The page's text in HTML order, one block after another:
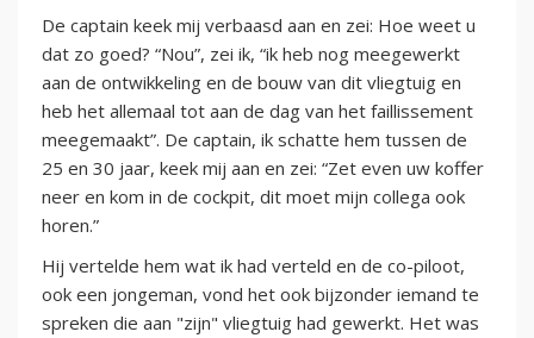
De captain keek mij verbaasd aan en zei: Hoe weet u
dat zo goed? “Nou”, zei ik, “ik heb nog meegewerkt
aan de ontwikkeling en de bouw van dit vliegtuig en
heb het allemaal tot aan de dag van het faillissement
meegemaakt”. De captain, ik schatte hem tussen de
25 en 30 jaar, keek mij aan en zei: “Zet even uw koffer
neer en kom in de cockpit, dit moet mijn collega ook
horen.”
Hij vertelde hem wat ik had verteld en de co-piloot,
ook een jongeman, vond het ook bijzonder iemand te
spreken die aan "zijn" vliegtuig had gewerkt. Het was